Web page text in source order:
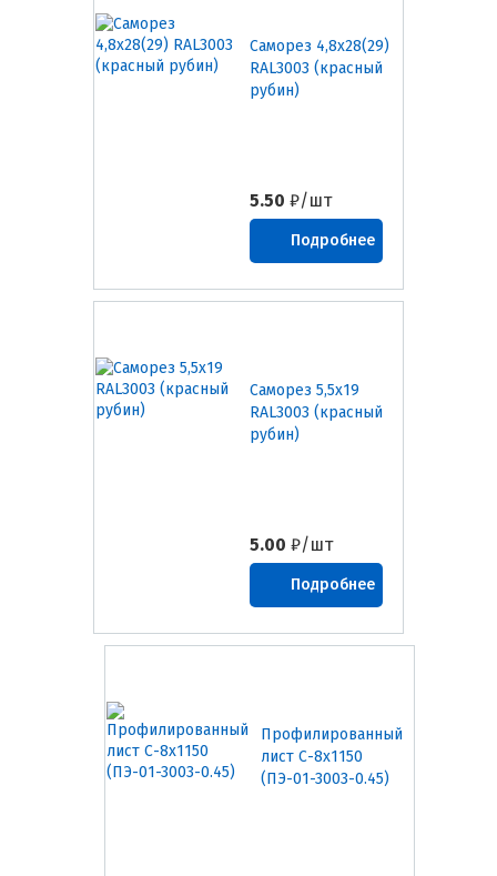
Саморез 4,8х28(29)
RAL3003 (красный
рубин)
5.50 ₽/шт
Подробнее
Саморез 5,5х19
RAL3003 (красный
рубин)
5.00 ₽/шт
Подробнее
Профилированный
лист С-8х1150
(ПЭ-01-3003-0.45)